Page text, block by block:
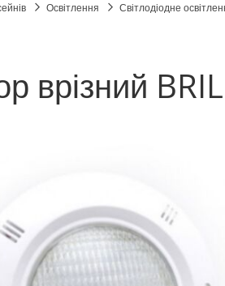
Освітлення Світлодіодне
врізний